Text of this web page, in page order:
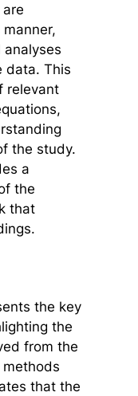
data. This
relevant
the study.
a
the
that
the key
the
from the
that the